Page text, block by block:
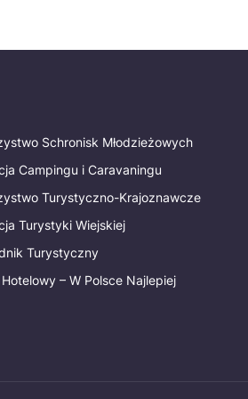
Schronisk Młodzieżowych
Campingu i Caravaningu
Turystyczno-Krajoznawcze
Turystyki Wiejskiej
Turystyczny
– W Polsce Najlepiej